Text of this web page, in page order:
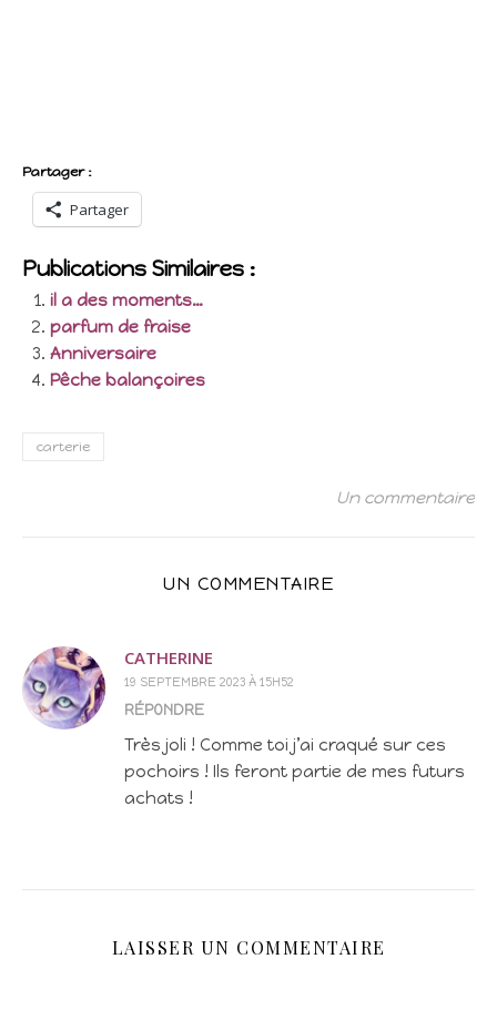
Partager :
Partager
Publications Similaires :
il a des moments…
parfum de fraise
Anniversaire
Pêche balançoires
carterie
Un commentaire
UN COMMENTAIRE
CATHERINE
19 SEPTEMBRE 2023 À 15H52
RÉPONDRE
Très joli ! Comme toi j’ai craqué sur ces
pochoirs ! Ils feront partie de mes futurs
achats !
LAISSER UN COMMENTAIRE